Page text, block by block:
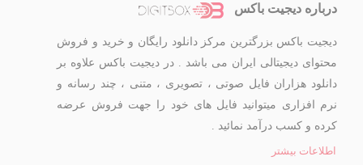
درباره دیجیت باکس
دیجیت باکس بزرگترین مرکز دانلود رایگان و خرید و فروش
محتوای دیجیتالی ایران می باشد . در دیجیت باکس علاوه بر
دانلود هزاران فایل صوتی ، تصویری ، متنی ، چند رسانه و
نرم افزاری میتوانید فایل های خود را جهت فروش عرضه
کرده و کسب درآمد نمائید .
اطلاعات بیشتر